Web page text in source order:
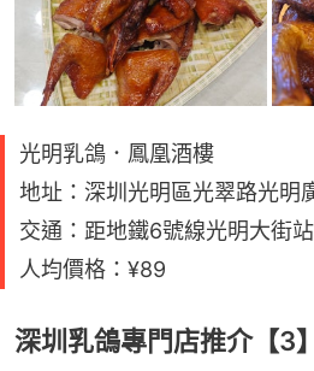
光明乳鴿．鳳凰酒樓
地址：深圳光明區光翠路光明
交通：距地鐵6號線光明大街
人均價格：¥89
深圳乳鴿專門店推介【3